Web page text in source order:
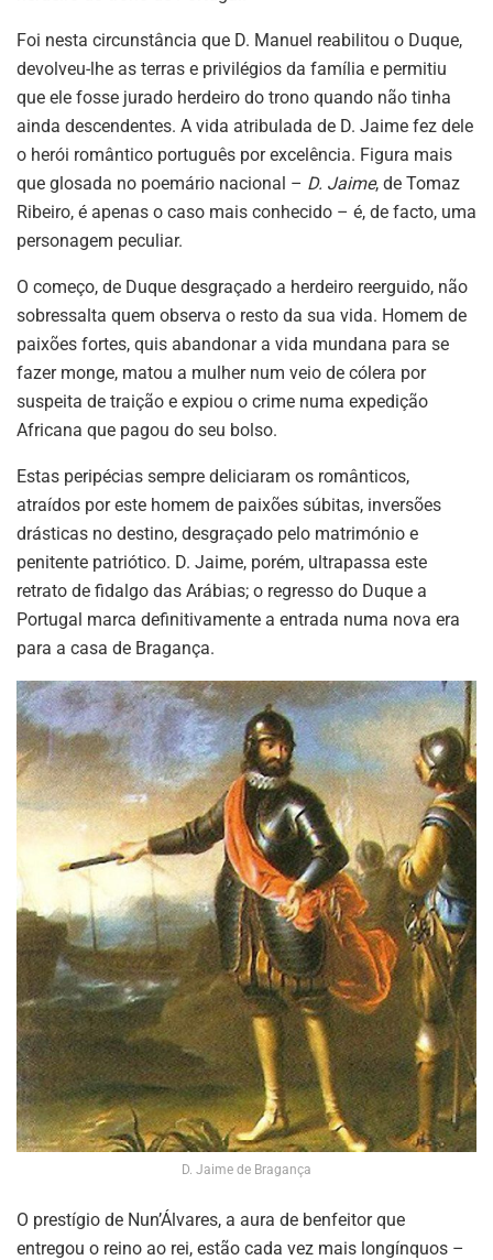
Foi nesta circunstância que D. Manuel reabilitou o Duque,
devolveu-lhe as terras e privilégios da família e permitiu
que ele fosse jurado herdeiro do trono quando não tinha
ainda descendentes. A vida atribulada de D. Jaime fez dele
o herói romântico português por excelência. Figura mais
que glosada no poemário nacional – D. Jaime, de Tomaz
Ribeiro, é apenas o caso mais conhecido – é, de facto, uma
personagem peculiar.
O começo, de Duque desgraçado a herdeiro reerguido, não
sobressalta quem observa o resto da sua vida. Homem de
paixões fortes, quis abandonar a vida mundana para se
fazer monge, matou a mulher num veio de cólera por
suspeita de traição e expiou o crime numa expedição
Africana que pagou do seu bolso.
Estas peripécias sempre deliciaram os românticos,
atraídos por este homem de paixões súbitas, inversões
drásticas no destino, desgraçado pelo matrimónio e
penitente patriótico. D. Jaime, porém, ultrapassa este
retrato de fidalgo das Arábias; o regresso do Duque a
Portugal marca definitivamente a entrada numa nova era
para a casa de Bragança.
D. Jaime de Bragança
O prestígio de Nun’Álvares, a aura de benfeitor que
entregou o reino ao rei, estão cada vez mais longínquos –